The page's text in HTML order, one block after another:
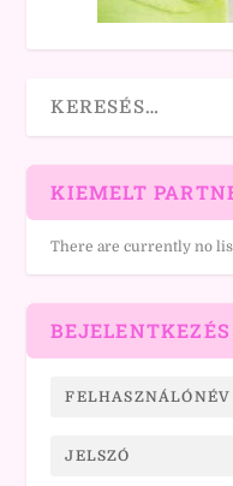
KIEMELT
There are currently no
BEJELENTKEZÉS